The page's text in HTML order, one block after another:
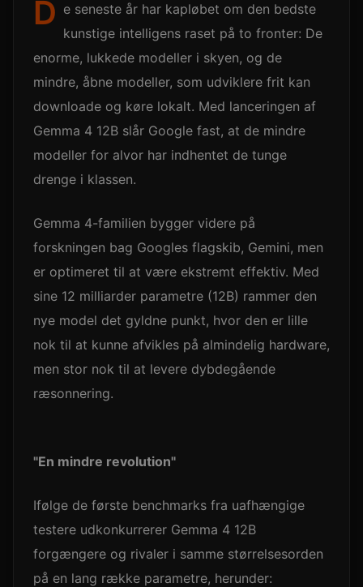
D e seneste år har kapløbet om den bedste
kunstige intelligens raset på to fronter: De
enorme, lukkede modeller i skyen, og de
mindre, åbne modeller, som udviklere frit kan
downloade og køre lokalt. Med lanceringen af
Gemma 4 12B slår Google fast, at de mindre
modeller for alvor har indhentet de tunge
drenge i klassen.
Gemma 4-familien bygger videre på
forskningen bag Googles flagskib, Gemini, men
er optimeret til at være ekstremt effektiv. Med
sine 12 milliarder parametre (12B) rammer den
nye model det gyldne punkt, hvor den er lille
nok til at kunne afvikles på almindelig hardware,
men stor nok til at levere dybdegående
ræsonnering.
"En mindre revolution"
Ifølge de første benchmarks fra uafhængige
testere udkonkurrerer Gemma 4 12B
forgængere og rivaler i samme størrelsesorden
på en lang række parametre, herunder: